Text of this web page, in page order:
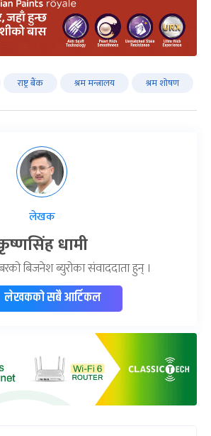
राष्ट्र बैंक श्रम मन्त्रालय श्रम शोषण
लेखक
धामी
बिजनेश ब्युरोका संवाददाता हुन् ।
लेखकको सबै आर्टिकल